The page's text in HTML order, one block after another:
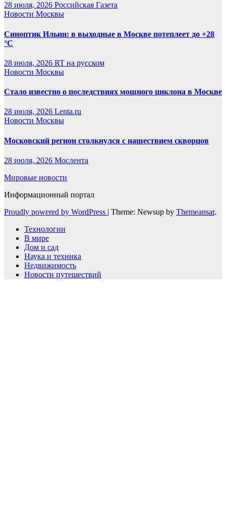
28 июля, 2026 Российская Газета
Новости Москвы
Синоптик Ильин: в выходные в Москве потеплеет до +28
°C
28 июля, 2026 RT на русском
Новости Москвы
Стало известно о последствиях мощного циклона в Москве
28 июля, 2026 Lenta.ru
Новости Москвы
Московский регион столкнулся с нашествием скворцов
28 июля, 2026 Мослента
Мировые новости
Информационный портал
Proudly powered by WordPress | Theme: Newsup by Themeansar.
Технологии
В мире
Дом и сад
Наука и техника
Недвижимость
Новости путешествий